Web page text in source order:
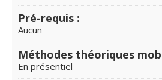
Pré-requis :
Aucun
Méthodes théoriques
En présentiel